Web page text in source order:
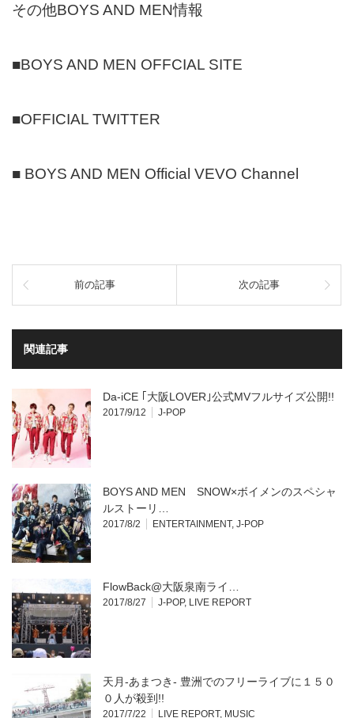
その他BOYS AND MEN情報
■BOYS AND MEN OFFCIAL SITE
■OFFICIAL TWITTER
■ BOYS AND MEN Official VEVO Channel
前の記事 次の記事
関連記事
Da-iCE ｢大阪LOVER｣公式MVフルサイズ公開!!
2017/9/12 J-POP
BOYS AND MEN SNOW×ボイメンのスペシャ
ルストーリ…
2017/8/2 ENTERTAINMENT, J-POP
FlowBack@大阪泉南ライ…
2017/8/27 J-POP, LIVE REPORT
天月-あまつき- 豊洲でのフリーライブに１５０
０人が殺到!!
2017/7/22 LIVE REPORT, MUSIC